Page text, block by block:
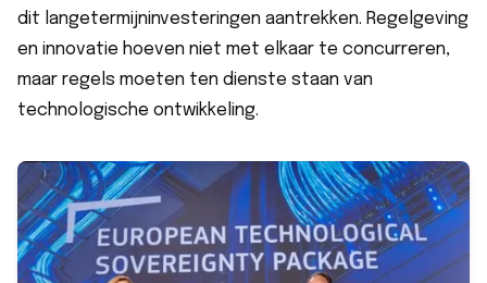
dit langetermijninvesteringen aantrekken. Regelgeving
en innovatie hoeven niet met elkaar te concurreren,
maar regels moeten ten dienste staan van
technologische ontwikkeling.